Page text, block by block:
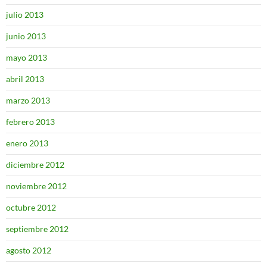
julio 2013
junio 2013
mayo 2013
abril 2013
marzo 2013
febrero 2013
enero 2013
diciembre 2012
noviembre 2012
octubre 2012
septiembre 2012
agosto 2012